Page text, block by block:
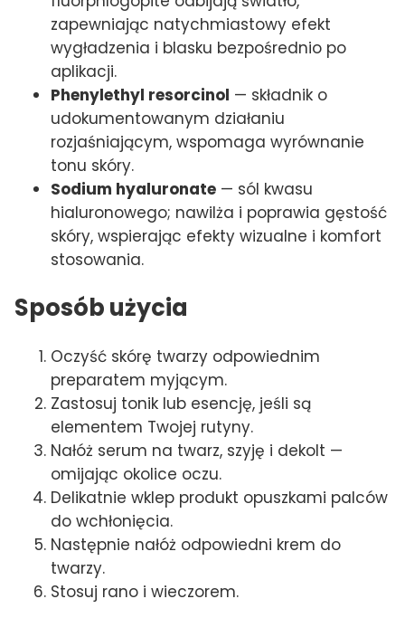
zapewniając natychmiastowy efekt
wygładzenia i blasku bezpośrednio po
aplikacji.
Phenylethyl resorcinol — składnik o
udokumentowanym działaniu
rozjaśniającym, wspomaga wyrównanie
tonu skóry.
Sodium hyaluronate — sól kwasu
hialuronowego; nawilża i poprawia gęstość
skóry, wspierając efekty wizualne i komfort
stosowania.
Sposób użycia
Oczyść skórę twarzy odpowiednim
preparatem myjącym.
Zastosuj tonik lub esencję, jeśli są
elementem Twojej rutyny.
Nałóż serum na twarz, szyję i dekolt —
omijając okolice oczu.
Delikatnie wklep produkt opuszkami palców
do wchłonięcia.
Następnie nałóż odpowiedni krem do
twarzy.
Stosuj rano i wieczorem.